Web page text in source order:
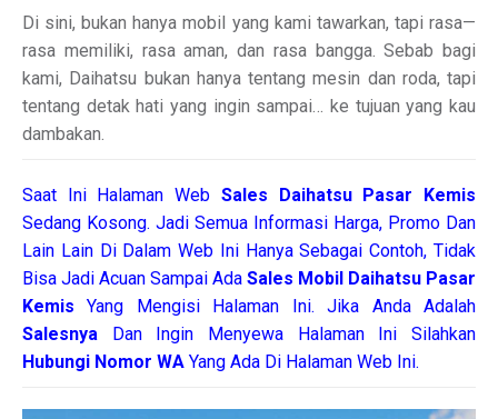
Di sini, bukan hanya mobil yang kami tawarkan, tapi rasa—
rasa memiliki, rasa aman, dan rasa bangga. Sebab bagi
kami, Daihatsu bukan hanya tentang mesin dan roda, tapi
tentang detak hati yang ingin sampai… ke tujuan yang kau
dambakan.
Saat Ini Halaman Web Sales
Daihatsu Pasar Kemis
Sedang Kosong. Jadi Semua Informasi Harga, Promo Dan
Lain Lain Di Dalam Web Ini Hanya Sebagai Contoh, Tidak
Bisa Jadi Acuan Sampai Ada Sales Mobil Daihatsu Pasar
KemisYang Mengisi Halaman Ini. Jika Anda Adalah
Salesnya Dan Ingin Menyewa Halaman Ini Silahkan
Hubungi Nomor WA Yang Ada Di Halaman Web Ini.